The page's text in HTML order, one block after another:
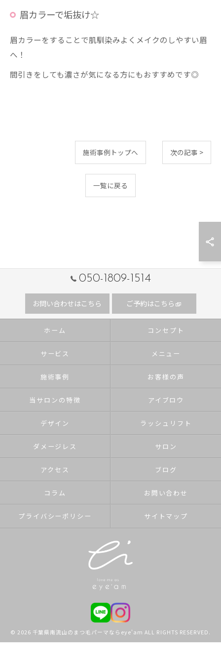
眉カラーで垢抜け☆
眉カラーをすることで肌馴染みよくメイクのしやすい眉
へ！
間引きをしても濃さが気になる方にもおすすめです◎
施術事例トップへ 次の記事 >
一覧に戻る
050-1809-1514
お問い合わせはこちら ご予約はこちら
ホーム コンセプト
サービス メニュー
施術事例 お客様の声
当サロンの特徴 アイブロウ
デザイン ラッシュリフト
ダメージレス サロン
アクセス ブログ
コラム お問い合わせ
プライバシーポリシー サイトマップ
© 2026 千葉県南流山のまつ毛パーマならeye'am ALL RIGHTS RESERVED.